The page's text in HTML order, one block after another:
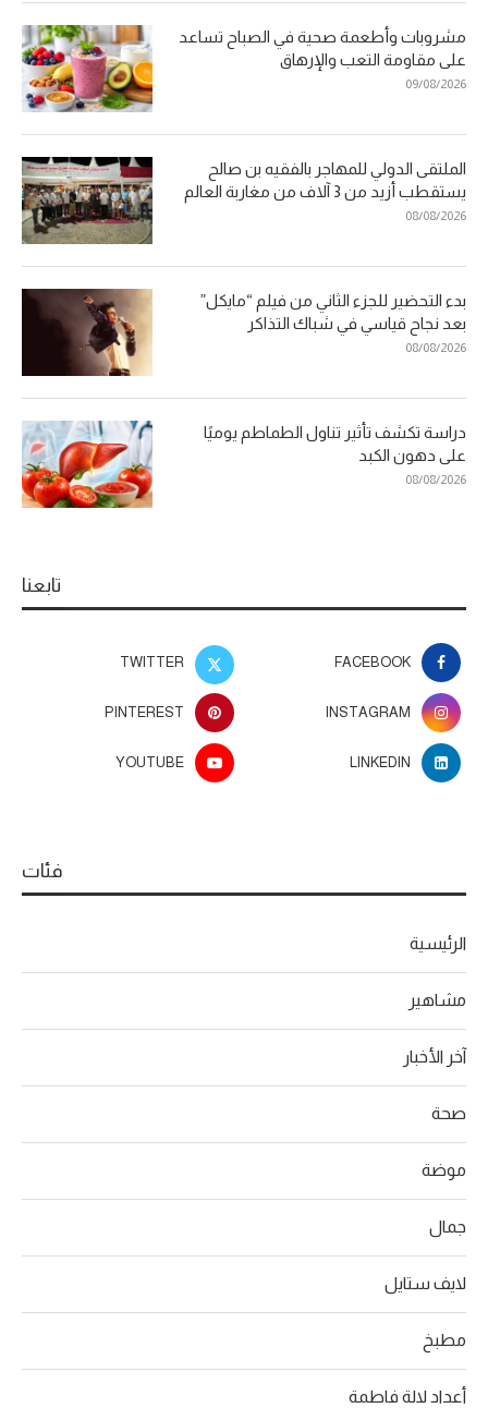
مشروبات وأطعمة صحية في الصباح تساعد
على مقاومة التعب والإرهاق
09/08/2026
الملتقى الدولي للمهاجر بالفقيه بن صالح
يستقطب أزيد من 3 آلاف من مغاربة العالم
08/08/2026
بدء التحضير للجزء الثاني من فيلم “مايكل”
بعد نجاح قياسي في شباك التذاكر
08/08/2026
دراسة تكشف تأثير تناول الطماطم يوميًا
على دهون الكبد
08/08/2026
تابعنا
FACEBOOK
TWITTER
INSTAGRAM
PINTEREST
LINKEDIN
YOUTUBE
فئات
الرئيسية
مشاهير
آخر الأخبار
صحة
موضة
جمال
لايف ستايل
مطبخ
أعداد لالة فاطمة